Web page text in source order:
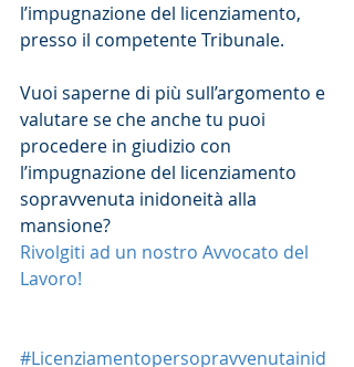
l’impugnazione del licenziamento,
presso il competente Tribunale.
Vuoi saperne di più sull’argomento e
valutare se che anche tu puoi
procedere in giudizio con
l’impugnazione del licenziamento
sopravvenuta inidoneità alla
mansione?
Rivolgiti ad un nostro Avvocato del
Lavoro!
#Licenziamentopersopravvenutainid